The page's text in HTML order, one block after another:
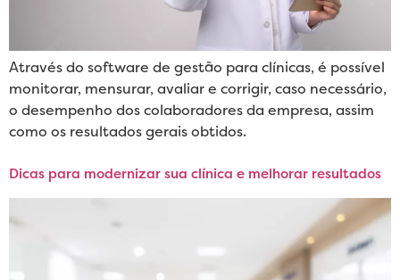
Através do software de gestão para clínicas, é possível
monitorar, mensurar, avaliar e corrigir, caso necessário,
o desempenho dos colaboradores da empresa, assim
como os resultados gerais obtidos.
Dicas para modernizar sua clínica e melhorar resultados